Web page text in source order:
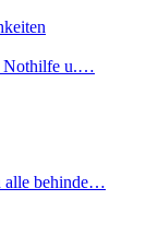
Nothilfe u.…
alle behinde…